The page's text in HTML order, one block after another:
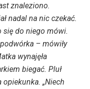
znaleziono.
nadal na nic czekać.
się do niego mówi.
– mówiły
wynajęła
biegać. Pluł
opiekunka. „Niech